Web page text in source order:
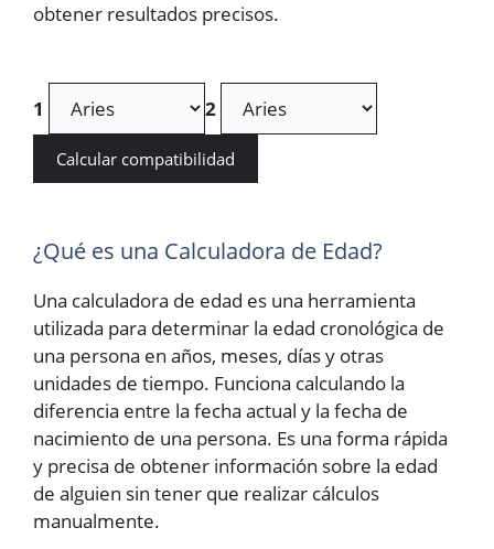
obtener resultados precisos.
1 2
Calcular compatibilidad
¿Qué es una Calculadora de Edad?
Una calculadora de edad es una herramienta
utilizada para determinar la edad cronológica de
una persona en años, meses, días y otras
unidades de tiempo. Funciona calculando la
diferencia entre la fecha actual y la fecha de
nacimiento de una persona. Es una forma rápida
y precisa de obtener información sobre la edad
de alguien sin tener que realizar cálculos
manualmente.